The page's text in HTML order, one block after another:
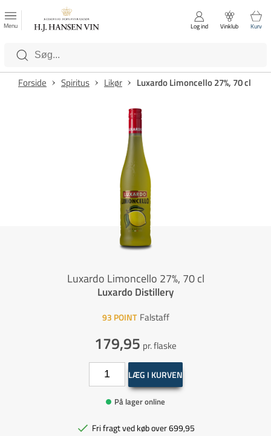
Luk
Kategorier
Menu Log ind Vinklub Kurv
Forside Spiritus Likør Luxardo Limoncello 27%, 70 cl
Luxardo Limoncello 27%, 70 cl
Luxardo Distillery
93 POINT Falstaff
179,95 pr. flaske
LÆG I KURVEN
På lager online
Fri fragt ved køb over 699,95